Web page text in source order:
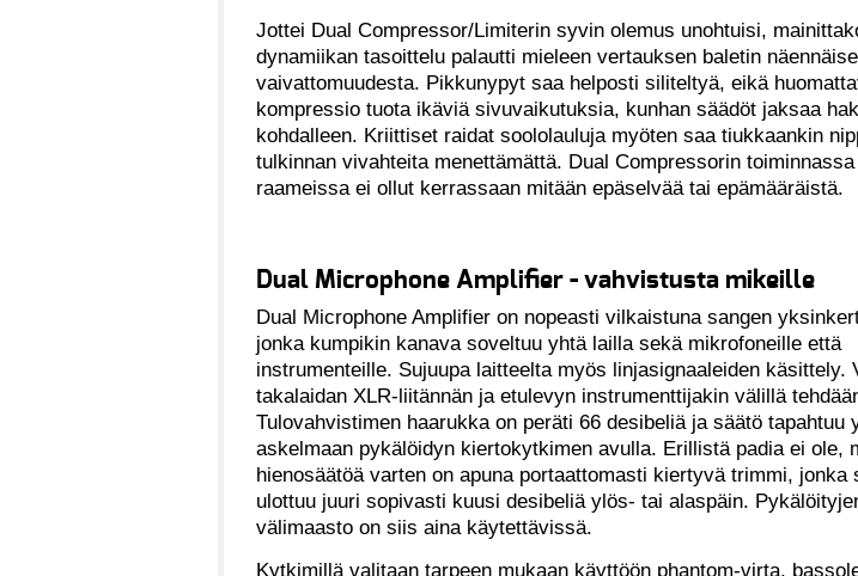
Jottei Dual Compressor/Limiterin syvin olemus unohtuisi,
dynamiikan tasoittelu palautti mieleen vertauksen baletin
vaivattomuudesta. Pikkunypyt saa helposti siliteltyä, eikä
kompressio tuota ikäviä sivuvaikutuksia, kunhan säädöt jaksaa
kohdalleen. Kriittiset raidat soololauluja myöten saa tiukkaankin
tulkinnan vivahteita menettämättä. Dual Compressorin
raameissa ei ollut kerrassaan mitään epäselvää tai epämääräistä.
Dual Microphone Amplifier - vahvistusta mikeille
Dual Microphone Amplifier on nopeasti vilkaistuna sangen
jonka kumpikin kanava soveltuu yhtä lailla sekä mikrofoneille että
instrumenteille. Sujuupa laitteelta myös linjasignaaleiden käsittely.
takalaidan XLR-liitännän ja etulevyn instrumenttijakin välillä
Tulovahvistimen haarukka on peräti 66 desibeliä ja säätö tapahtuu
askelmaan pykälöidyn kiertokytkimen avulla. Erillistä padia ei ole,
hienosäätöä varten on apuna portaattomasti kiertyvä trimmi, jonka
ulottuu juuri sopivasti kuusi desibeliä ylös- tai alaspäin.
välimaasto on siis aina käytettävissä.
Kytkimillä valitaan tarpeen mukaan käyttöön phantom-virta,